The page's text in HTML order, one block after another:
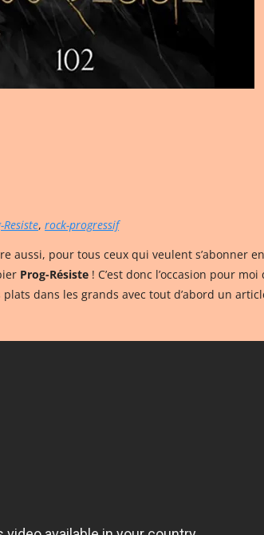
Resiste, rock-progressif
aussi, pour tous ceux qui veulent s’abonner
Prog-Résiste ! C’est donc l’occasion pour
dans les grands avec tout d’abord un